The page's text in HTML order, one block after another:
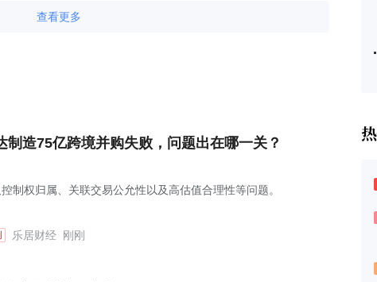
查看更多
制造75亿跨境并购失败，问题出在哪一关？
制权归属、关联交易公允性以及高估值合理性等问题。
乐居财经 刚刚